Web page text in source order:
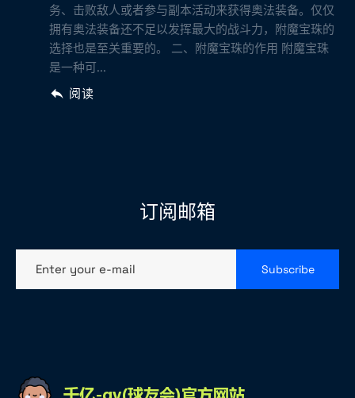
务、击败敌人或者参与副本活动来获得奥法装备。仅仅
拥有奥法装备还不足以发挥最大的战斗力，附魔宝珠的
选择也是至关重要的。 二、附魔宝珠的作用 附魔宝珠
是一种可...
阅读
订阅邮箱
Enter your e-mail Subscribe